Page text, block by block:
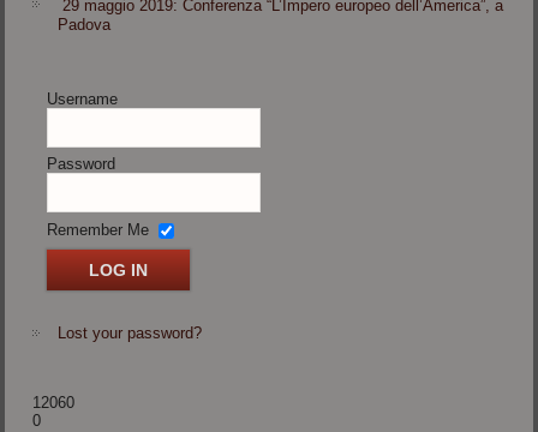
29 maggio 2019: Conferenza “L’Impero europeo dell’America”, a
Padova
Username
Password
Remember Me
Lost your password?
12060
0